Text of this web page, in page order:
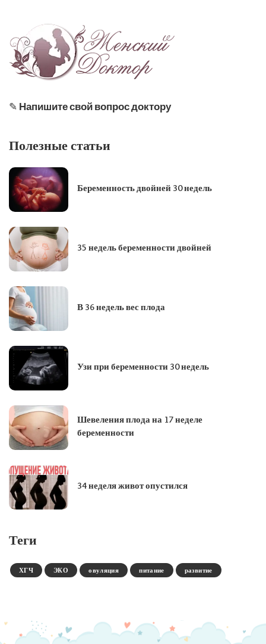
✎ Напишите свой вопрос доктору
Полезные статьи
Беременность двойней 30 недель
35 недель беременности двойней
В 36 недель вес плода
Узи при беременности 30 недель
Шевеления плода на 17 неделе
беременности
34 неделя живот опустился
Теги
ХГЧ ЭКО овуляция питание развитие